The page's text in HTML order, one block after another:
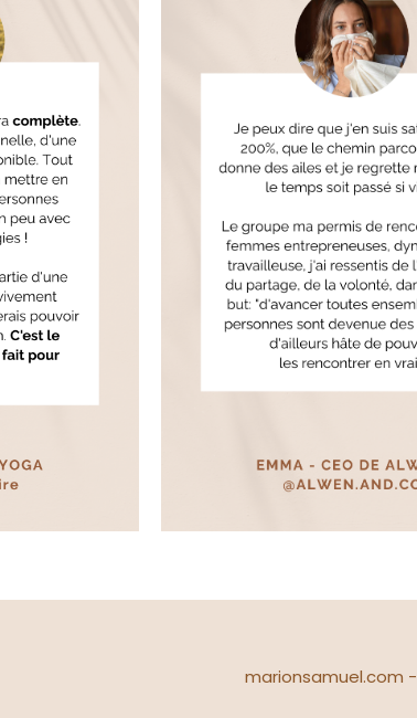
marionsamuel.com -